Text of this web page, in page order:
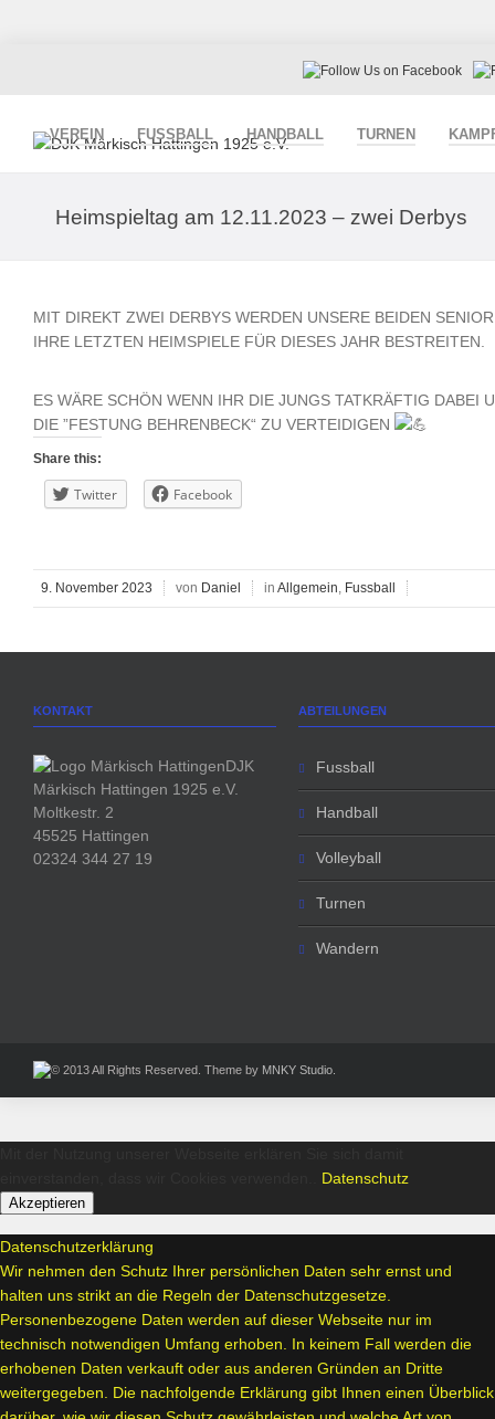
VEREIN FUSSBALL HANDBALL TURNEN
Heimspieltag am 12.11.2023 – zwei Derbys
MIT DIREKT ZWEI DERBYS WERDEN UNSERE BEIDEN
IHRE LETZTEN HEIMSPIELE FÜR DIESES JAHR BESTREITEN.
ES WÄRE SCHÖN WENN IHR DIE JUNGS TATKRÄFTIG DABEI
DIE ”FESTUNG BEHRENBECK“ ZU VERTEIDIGEN
Share this:
Twitter Facebook
9. November 2023 von Daniel in Allgemein, Fussball
KONTAKT
DJK
Märkisch Hattingen 1925 e.V.
Moltkestr. 2
45525 Hattingen
02324 344 27 19
ABTEILUNGEN
Fussball
Handball
Volleyball
Turnen
Wandern
© 2013 All Rights Reserved. Theme by MNKY Studio.
Datenschutz
Akzeptieren
Datenschutzerklärung
Wir nehmen den Schutz Ihrer persönlichen Daten sehr ernst und
halten uns strikt an die Regeln der Datenschutzgesetze.
Personenbezogene Daten werden auf dieser Webseite nur im
technisch notwendigen Umfang erhoben. In keinem Fall werden die
erhobenen Daten verkauft oder aus anderen Gründen an Dritte
weitergegeben. Die nachfolgende Erklärung gibt Ihnen einen Überblick